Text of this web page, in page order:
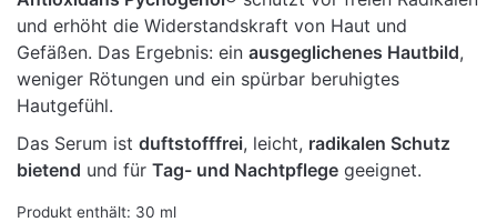
und erhöht die Widerstandskraft von Haut und
Gefäßen. Das Ergebnis: ein ausgeglichenes Hautbild,
weniger Rötungen und ein spürbar beruhigtes
Hautgefühl.
Das Serum ist duftstofffrei, leicht, radikalen Schutz
bietend und für Tag- und Nachtpflege geeignet.
Produkt enthält: 30 ml